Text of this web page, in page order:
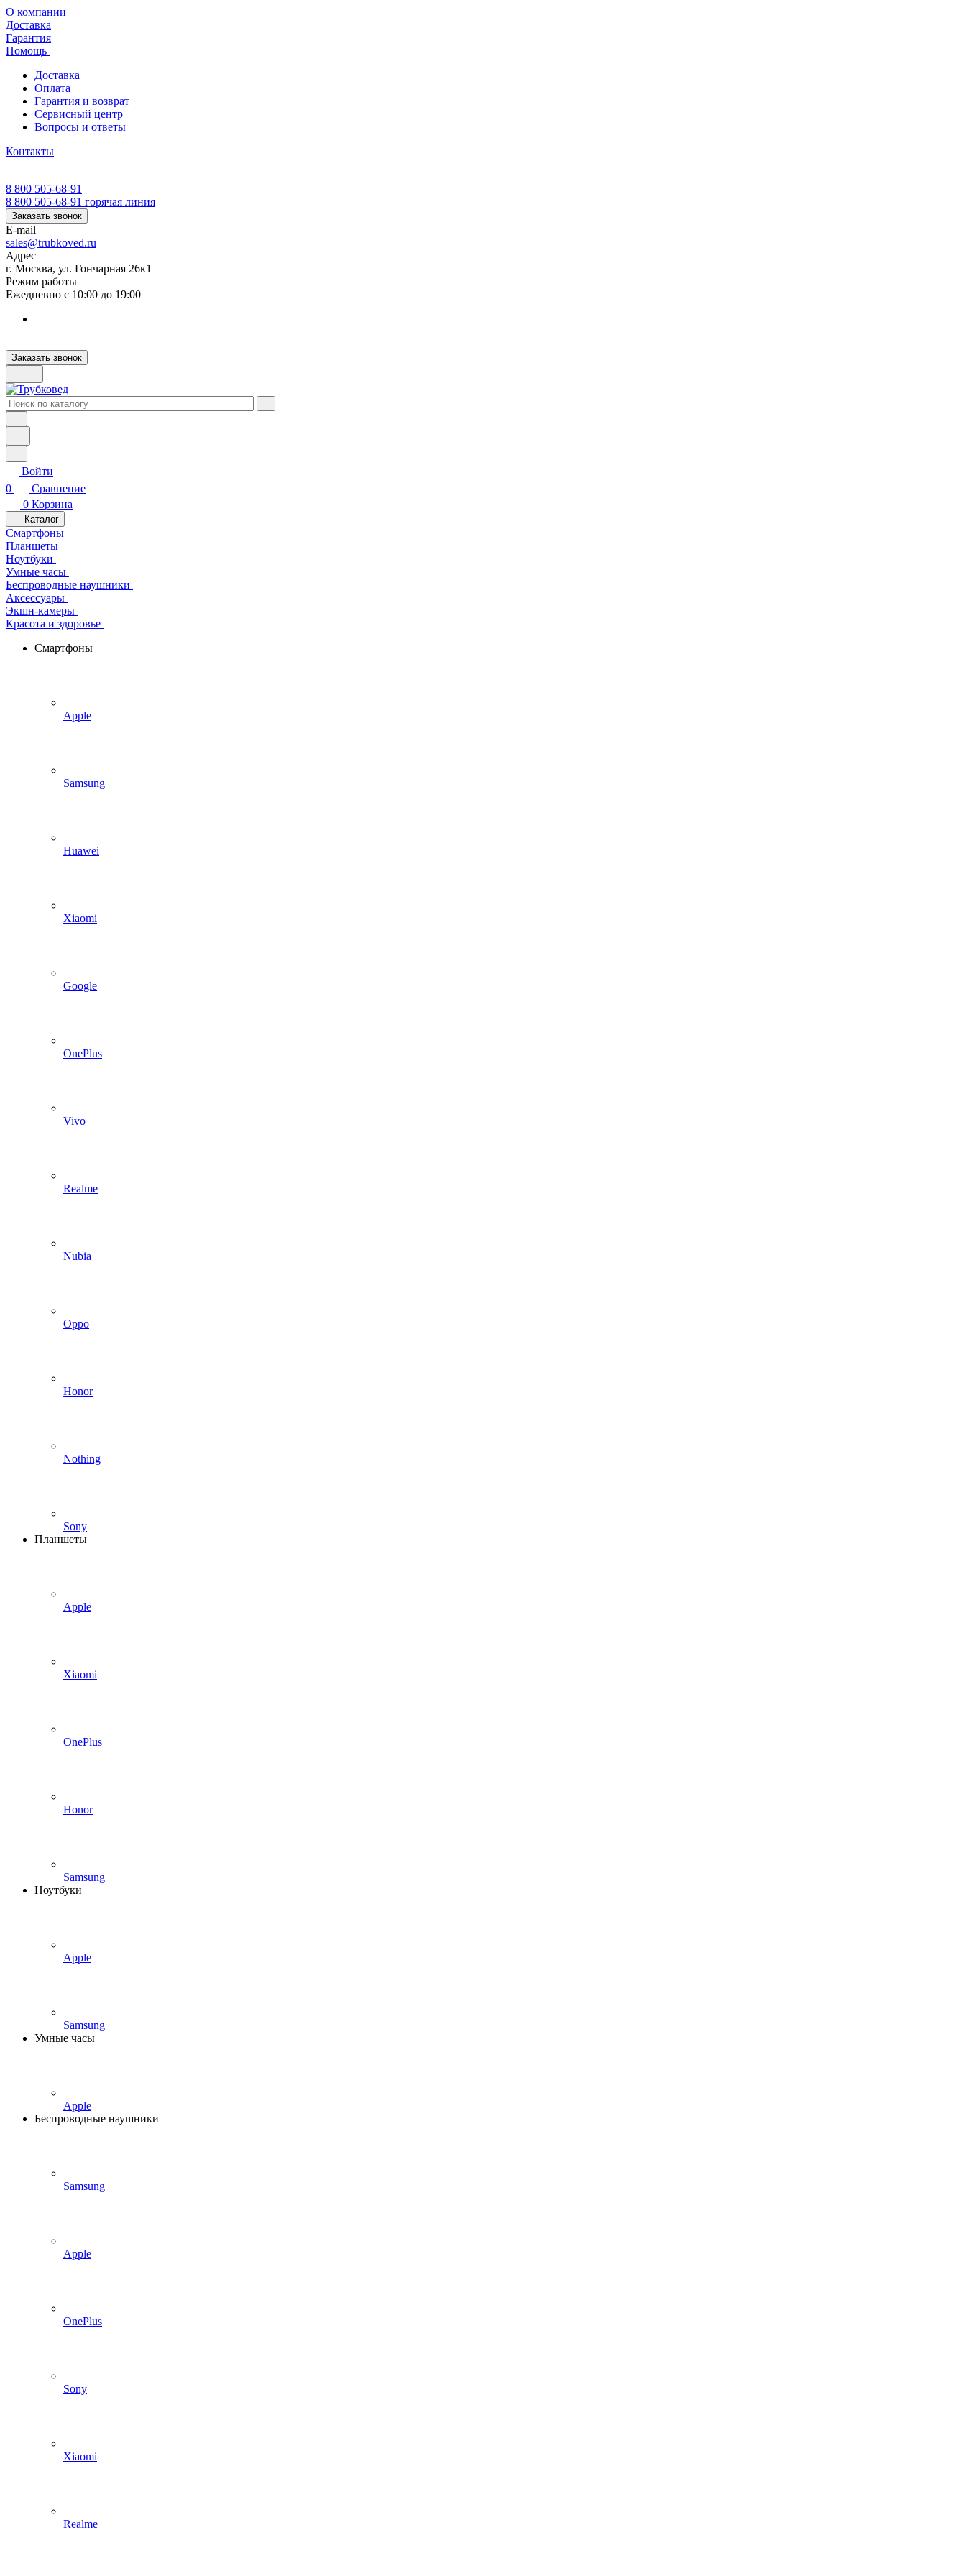
О компании
Доставка
Гарантия
Помощь
Доставка
Оплата
Гарантия и возврат
Сервисный центр
Вопросы и ответы
Контакты
8 800 505-68-91
8 800 505-68-91 горячая линия
Заказать звонок
E-mail
sales@trubkoved.ru
Адрес
г. Москва, ул. Гончарная 26к1
Режим работы
Ежедневно с 10:00 до 19:00
Заказать звонок
Войти
0
Сравнение
0 Корзина
Каталог
Смартфоны
Планшеты
Ноутбуки
Умные часы
Беспроводные наушники
Аксессуары
Экшн-камеры
Красота и здоровье
Смартфоны
Apple
Samsung
Huawei
Xiaomi
Google
OnePlus
Vivo
Realme
Nubia
Oppo
Honor
Nothing
Sony
Планшеты
Apple
Xiaomi
OnePlus
Honor
Samsung
Ноутбуки
Apple
Samsung
Умные часы
Apple
Беспроводные наушники
Samsung
Apple
OnePlus
Sony
Xiaomi
Realme